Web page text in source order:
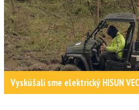
Vyskúšali sme elektrický HISUN